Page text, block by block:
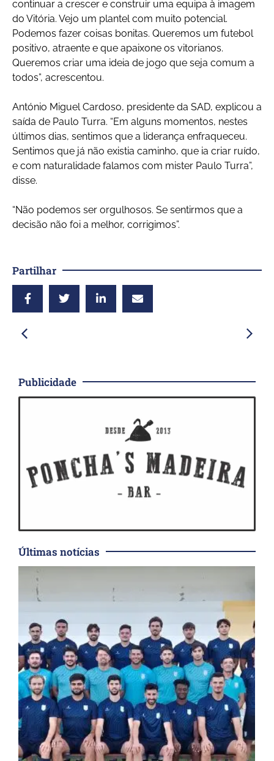
continuar a crescer e construir uma equipa à imagem
do Vitória. Vejo um plantel com muito potencial.
Podemos fazer coisas bonitas. Queremos um futebol
positivo, atraente e que apaixone os vitorianos.
Queremos criar uma ideia de jogo que seja comum a
todos”, acrescentou.
António Miguel Cardoso, presidente da SAD, explicou a
saída de Paulo Turra. “Em alguns momentos, nestes
últimos dias, sentimos que a liderança enfraqueceu.
Sentimos que já não existia caminho, que ia criar ruído,
e com naturalidade falamos com mister Paulo Turra”,
disse.
“Não podemos ser orgulhosos. Se sentirmos que a
decisão não foi a melhor, corrigimos”.
Partilhar
Publicidade
Últimas notícias